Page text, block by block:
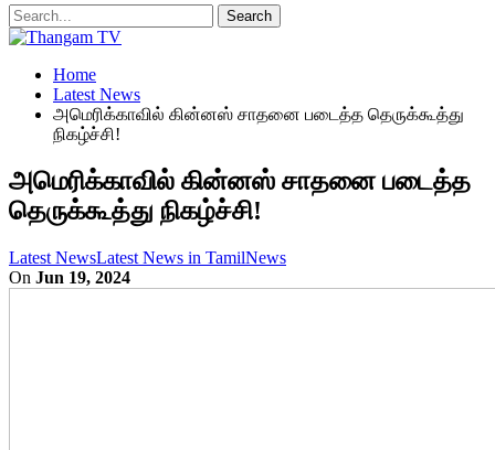
Home
Latest News
அமெரிக்காவில் கின்னஸ் சாதனை படைத்த தெருக்கூத்து
நிகழ்ச்சி!
அமெரிக்காவில் கின்னஸ் சாதனை படைத்த
தெருக்கூத்து நிகழ்ச்சி!
Latest NewsLatest News in TamilNews
On Jun 19, 2024